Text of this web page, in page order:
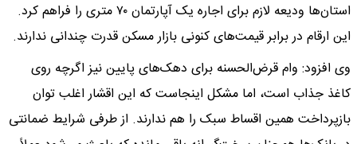
استان‌ها ودیعه لازم برای اجاره یک آپارتمان ۷۰ متری را فراهم کرد.
این ارقام در برابر قیمت‌های کنونی بازار مسکن قدرت چندانی ندارند.
وی افزود: وام قرض‌الحسنه برای دهک‌های پایین نیز اگرچه روی
کاغذ جذاب است، اما مشکل اینجاست که این اقشار اغلب توان
بازپرداخت همین اقساط سبک را هم ندارند. از طرفی شرایط ضمانتی